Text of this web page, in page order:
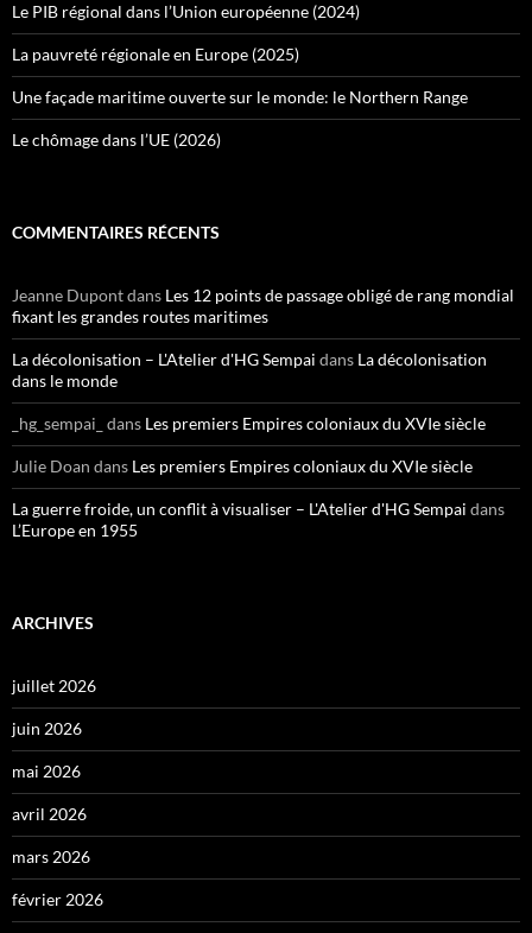
Le PIB régional dans l’Union européenne (2024)
La pauvreté régionale en Europe (2025)
Une façade maritime ouverte sur le monde: le Northern Range
Le chômage dans l’UE (2026)
COMMENTAIRES RÉCENTS
Jeanne Dupontdans Les 12 points de passage obligé de rang mondial
fixant les grandes routes maritimes
La décolonisation – L'Atelier d'HG Sempai dans La décolonisation
dans le monde
_hg_sempai_ dans Les premiers Empires coloniaux du XVIe siècle
Julie Doan dans Les premiers Empires coloniaux du XVIe siècle
La guerre froide, un conflit à visualiser – L'Atelier d'HG Sempai dans
L’Europe en 1955
ARCHIVES
juillet 2026
juin 2026
mai 2026
avril 2026
mars 2026
février 2026